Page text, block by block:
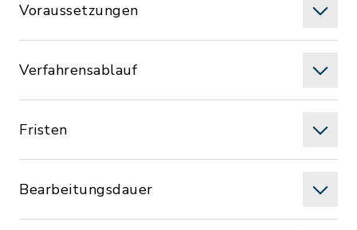
Voraussetzungen
Verfahrensablauf
Fristen
Bearbeitungsdauer